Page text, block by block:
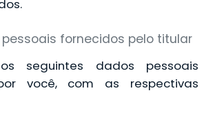
pessoais fornecidos pelo titular
seguintes dados pessoais
você, com as respectivas